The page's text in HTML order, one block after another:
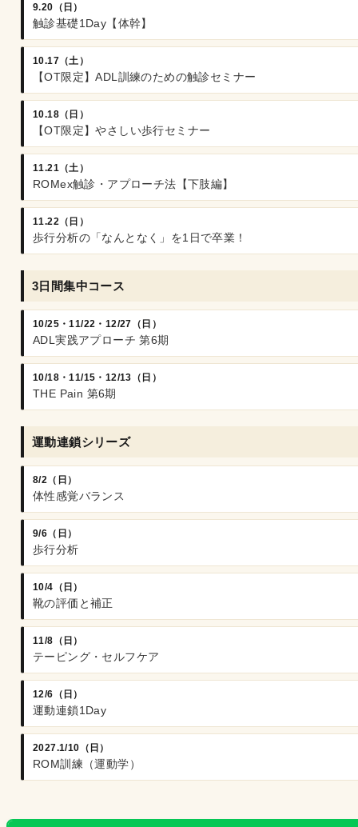
9.20（日）
触診基礎1Day【体幹】
10.17（土）
【OT限定】ADL訓練のための触診セミナー
10.18（日）
【OT限定】やさしい歩行セミナー
11.21（土）
ROMex触診・アプローチ法【下肢編】
11.22（日）
歩行分析の「なんとなく」を1日で卒業！
3日間集中コース
10/25・11/22・12/27（日）
ADL実践アプローチ 第6期
10/18・11/15・12/13（日）
THE Pain 第6期
運動連鎖シリーズ
8/2（日）
体性感覚バランス
9/6（日）
歩行分析
10/4（日）
靴の評価と補正
11/8（日）
テーピング・セルフケア
12/6（日）
運動連鎖1Day
2027.1/10（日）
ROM訓練（運動学）